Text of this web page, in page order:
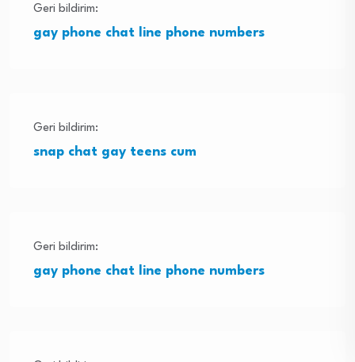
Geri bildirim:
gay phone chat line phone numbers
Geri bildirim:
snap chat gay teens cum
Geri bildirim:
gay phone chat line phone numbers